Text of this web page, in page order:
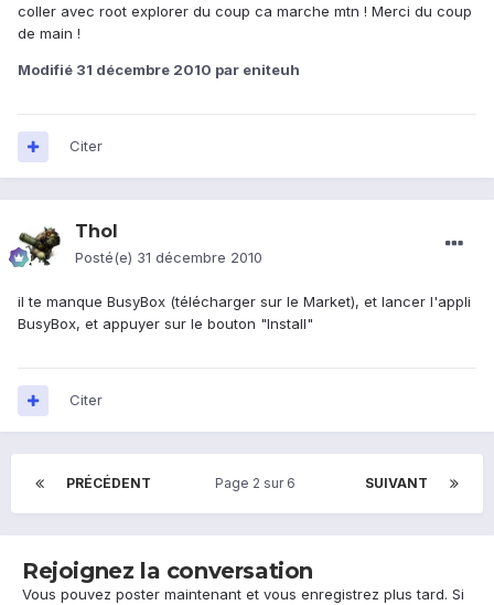
coller avec root explorer du coup ca marche mtn ! Merci du coup
de main !
Modifié 31 décembre 2010 par eniteuh
Citer
Thol
Posté(e) 31 décembre 2010
il te manque BusyBox (télécharger sur le Market), et lancer l'appli
BusyBox, et appuyer sur le bouton "Install"
Citer
PRÉCÉDENT SUIVANT
Page 2 sur 6
Rejoignez la conversation
Vous pouvez poster maintenant et vous enregistrez plus tard. Si